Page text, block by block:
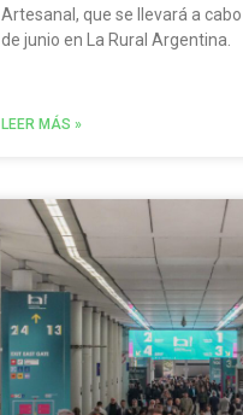
Artesanal, que se llevará a
de junio en La Rural Argentina.
LEER MÁS »